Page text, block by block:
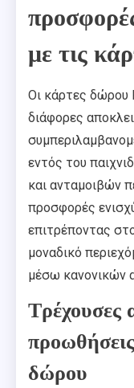
με τις
Οι κάρτες δώρου
διάφορες
εντός του
και ανταμοιβών
προσφορές
επιτρέποντας
μοναδικό
μέσω κανονικών
Τρέχουσες
δώρου